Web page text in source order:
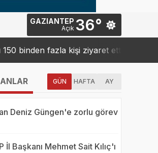
GAZIANTEP
Açık 36°
binden fazla kişi ziyaret etti 19:42
GÜN HAFTA AY
Deniz Güngen'e zorlu görev
İl Başkanı Mehmet Sait Kılıç'ı